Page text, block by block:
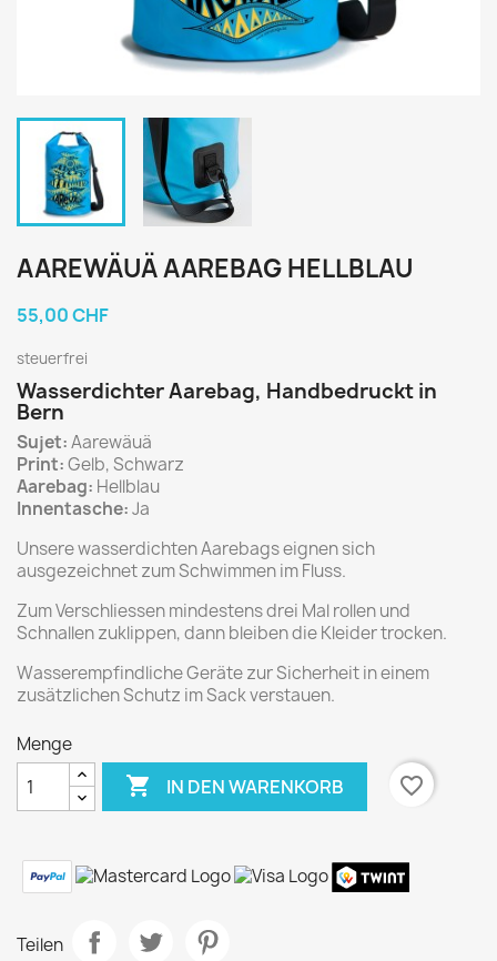
AAREWÄUÄ AAREBAG HELLBLAU
55,00 CHF
steuerfrei
Wasserdichter Aarebag, Handbedruckt in
Bern
Sujet:Aarewäuä
Print:Gelb, Schwarz
Aarebag: Hellblau
Innentasche:Ja
Unsere wasserdichten Aarebags eignen sich
ausgezeichnet zum Schwimmen im Fluss.
Zum Verschliessen mindestens drei Mal rollen und
Schnallen zuklippen, dann bleiben die Kleider trocken.
Wasserempfindliche Geräte zur Sicherheit in einem
zusätzlichen Schutz im Sack verstauen.
Menge
 IN DEN WARENKORB favorite_border
Teilen